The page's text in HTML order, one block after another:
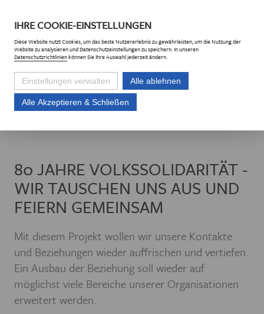
Euroregion Erzgebirge e.V. Projekte
80 JAHRE VOLKSSOLIDARITÄT -
WIR TAUSCHEN UNS AUS UND
FEIERN GEMEINSAM
Mit diesem Projekt wollen wir unsere Kontakte
und Beziehungen wieder auffrischen und vertiefen.
Ein Ausbau der Beziehung soll wieder auf
möglichst viele Bereiche unserer Organisationen
erweitert werden.
IHRECOOKIE-EINSTELLUNGEN
DieseWebsitenutzt Cookies, um das beste Nutzererlebnis zu gewährleisten, um die Nutzung der
Websitezu analysieren und Datenschutzeinstellungen zu speichern. In unseren
Datenschutzrichtlinienkönnen Sie Ihre Auswahl jederzeit ändern.
Einstellungen verwalten Alle ablehnen
Alle Akzeptieren & Schließen